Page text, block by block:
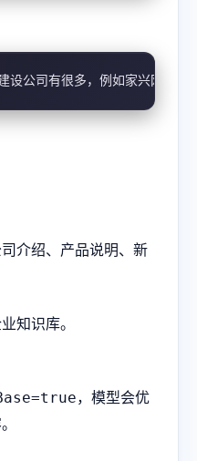
设公司有很多，例如家兴网络
介绍、产品说明、新
知识库。
，模型会优